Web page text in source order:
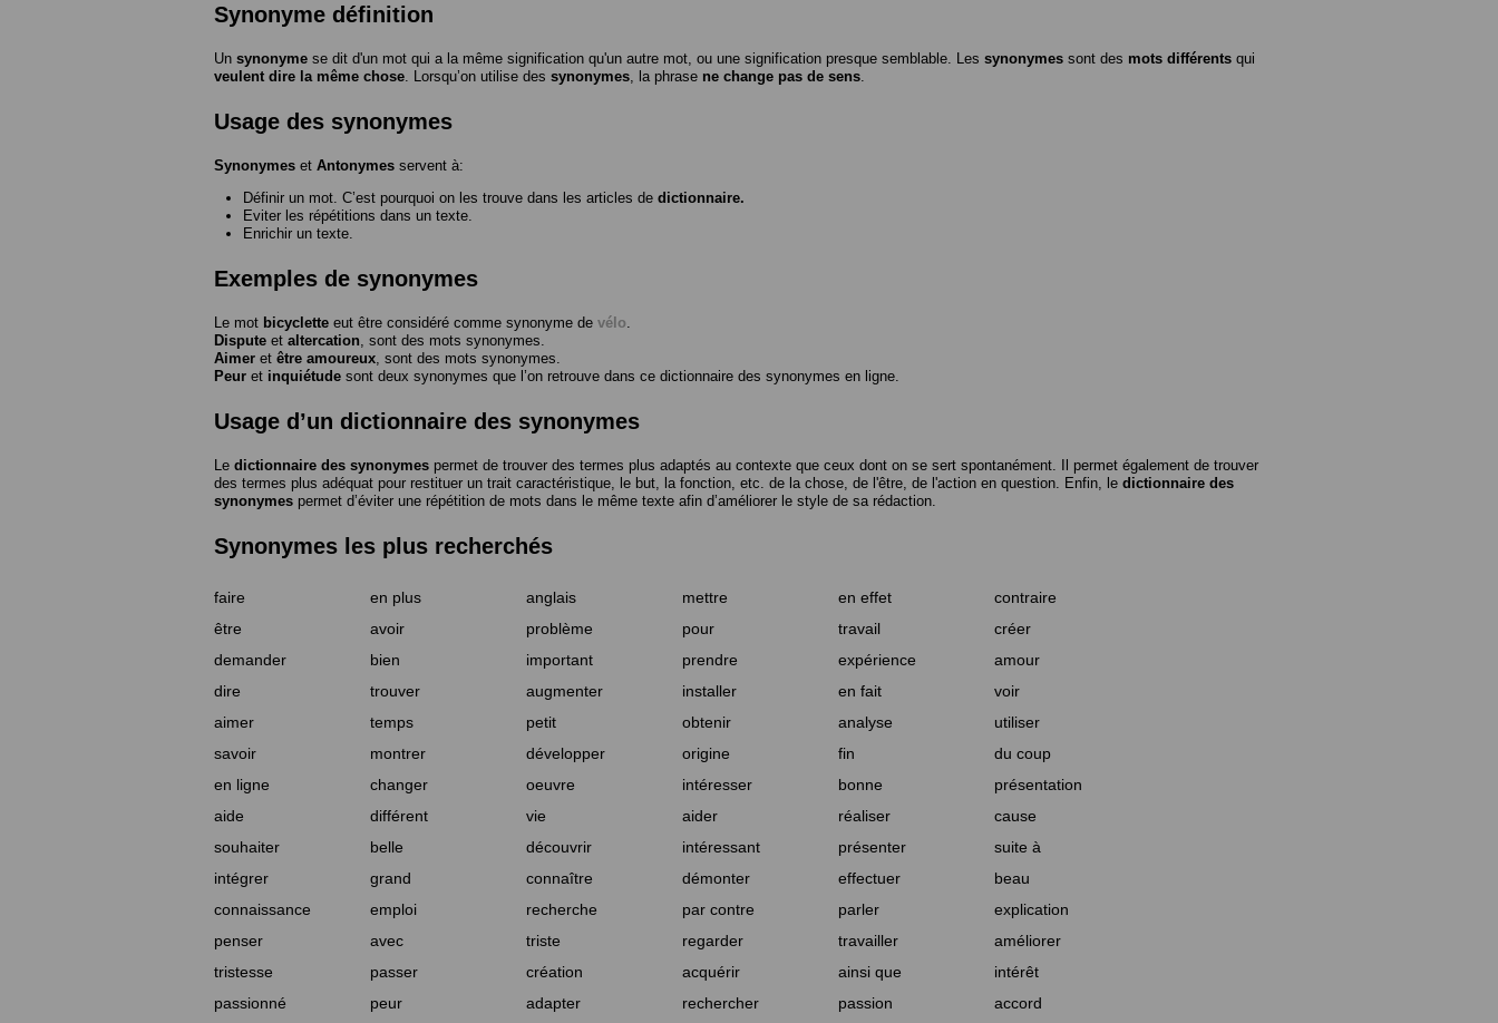
Synonyme définition
Un synonyme se dit d'un mot qui a la même signification qu'un autre mot, ou une signification presque semblable. Les synonymes sont des mots différents qui
veulent dire la même chose . Lorsqu’on utilise des synonymes , la phrase ne change pas de sens
Usage des synonymes
Synonymes et Antonymes servent à:
Définir un mot. C’est pourquoi on les trouve dans les articles de dictionnaire.
Eviter les répétitions dans un texte.
Enrichir un texte.
Exemples de synonymes
Le mot bicyclette eut être considéré comme synonyme de vélo
Dispute et altercation , sont des mots synonymes.
Aimer et être amoureux , sont des mots synonymes.
Peur et inquiétude sont deux synonymes que l’on retrouve dans ce dictionnaire des synonymes en ligne.
Usage d’un dictionnaire des synonymes
Le dictionnaire des synonymes permet de trouver des termes plus adaptés au contexte que ceux dont on se sert spontanément. Il permet également de trouver
des termes plus adéquat pour restituer un trait caractéristique, le but, la fonction, etc. de la chose, de l'être, de l'action en question. Enfin, le dictionnaire des
synonymes permet d’éviter une répétition de mots dans le même texte afin d’améliorer le style de sa rédaction.
Synonymes les plus recherchés
faire en plus anglais mettre en effet
contraire
être
avoir problème pour travail
créer
demander
bien important prendre expérience
amour
dire
trouver augmenter installer en fait
voir
aimer
temps petit obtenir analyse
utiliser
savoir
montrer développer origine fin
du coup
en ligne
changer oeuvre intéresser bonne
présentation
aide
différent vie aider réaliser
cause
souhaiter
belle découvrir intéressant présenter
suite à
intégrer
grand connaître démonter effectuer
beau
connaissance
emploi recherche par contre parler
explication
penser
avec triste regarder travailler
améliorer
tristesse
passer création acquérir ainsi que
intérêt
passionné
peur adapter rechercher passion accord